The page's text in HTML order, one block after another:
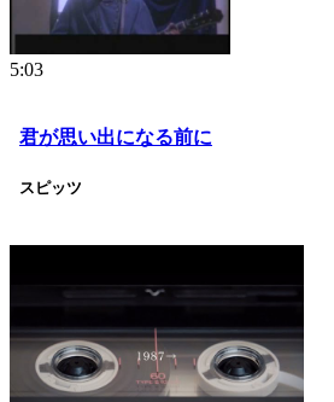
5:03
君が思い出になる前に
スピッツ